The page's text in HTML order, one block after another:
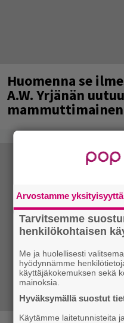
Huomenna se
A.W. Yrjänän
Arvostamme
Tarvitsemme
henkilökohtaisen
Me ja huolellisesti
hyödynnämme
käyttäjäkokemuksen sekä
mainoksia.
Hyväksymällä suostut
Käytämme laitetunnisteita